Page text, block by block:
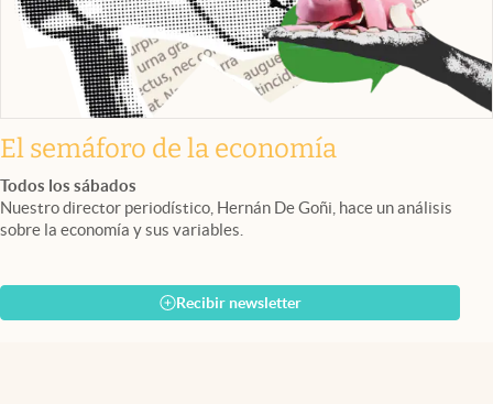
El semáforo de la economía
Todos los sábados
Nuestro director periodístico, Hernán De Goñi, hace un análisis
sobre la economía y sus variables.
Recibir newsletter